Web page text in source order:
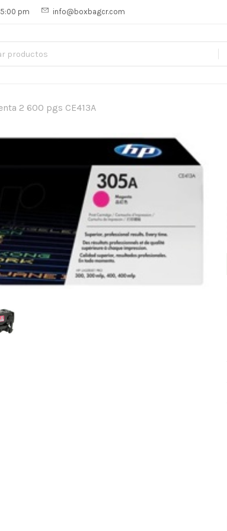
5:00 pm info@boxbagcr.com
2 600 pgs CE413A